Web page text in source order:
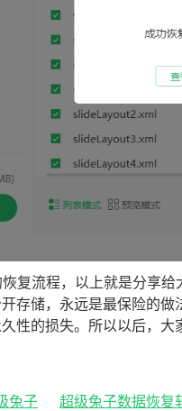
复流程，以上就是分享
存储，永远是最保险的
性的损失。所以以后，大
兔子 超级兔子数据恢复